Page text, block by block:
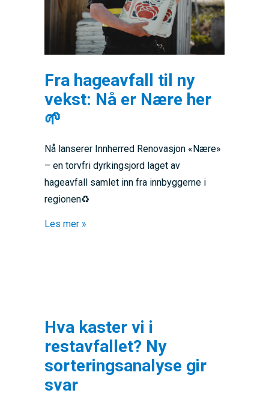
Fra hageavfall til ny
vekst: Nå er Nære her
🌱
Nå lanserer Innherred Renovasjon «Nære»
– en torvfri dyrkingsjord laget av
hageavfall samlet inn fra innbyggerne i
regionen♻️
Les mer »
Hva kaster vi i
restavfallet? Ny
sorteringsanalyse gir
svar